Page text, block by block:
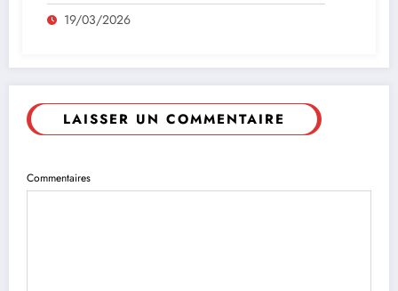
19/03/2026
LAISSER UN COMMENTAIRE
Commentaires